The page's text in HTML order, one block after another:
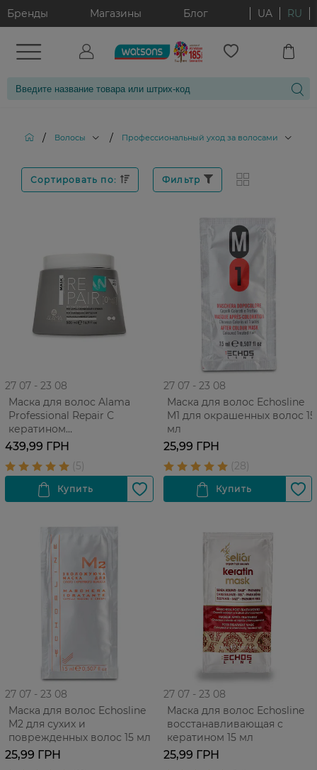
Бренды Магазины Блог UA RU
/ Волосы / Профессиональный уход за волосами
Сортировать по: Фильтр
27 07 - 23 08
Маска для волос Alama
Professional Repair С
кератином
Восстанавливающая Для
поврежденных волос 500
мл
439,99 ГРН
27 07 - 23 08
Маска для волос Echosline
M1 для окрашенных волос 15
мл
25,99 ГРН
27 07 - 23 08
Маска для волос Echosline
M2 для сухих и
поврежденных волос 15 мл
25,99 ГРН
27 07 - 23 08
Маска для волос Echosline
восстанавливающая с
кератином 15 мл
25,99 ГРН